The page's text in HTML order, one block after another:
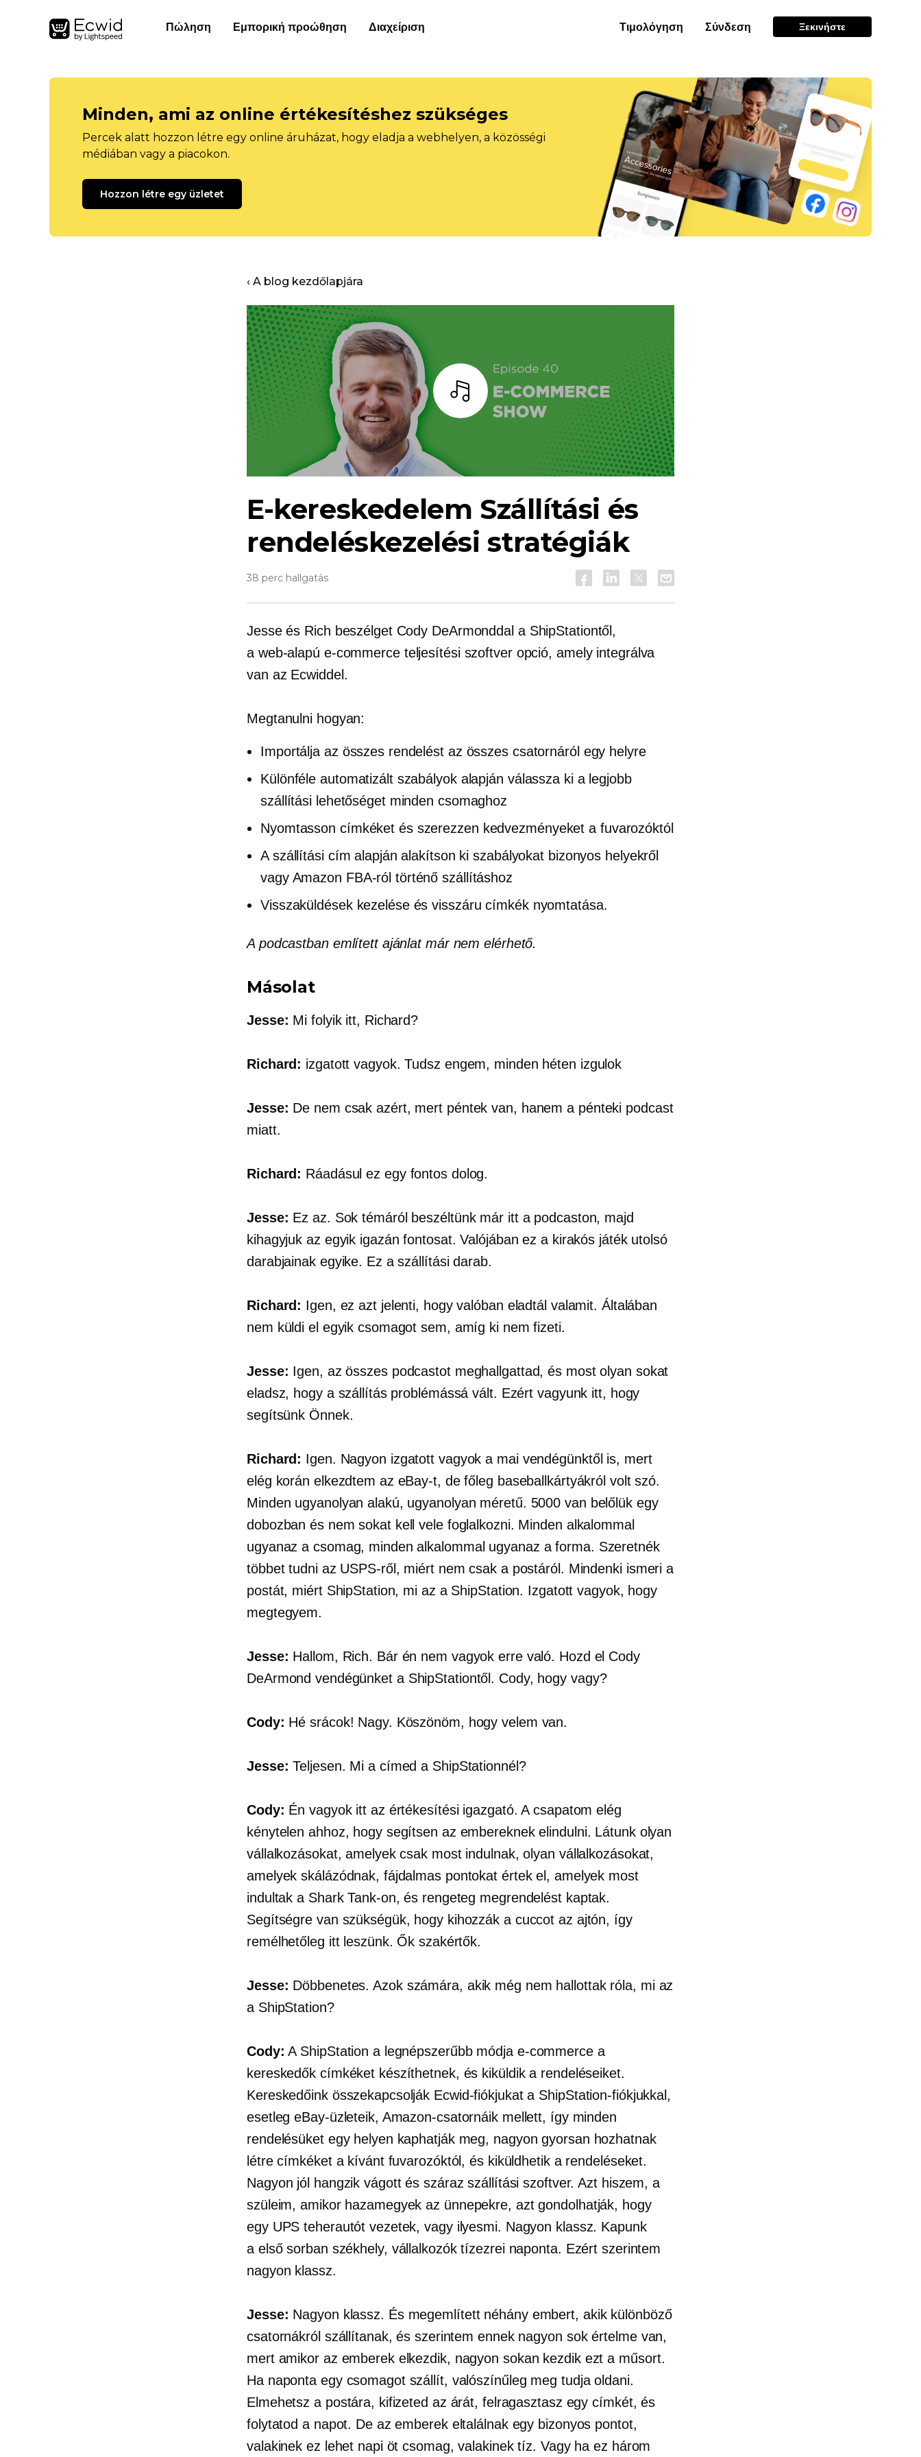
Πώληση Εμπορική προώθηση Διαχείριση Τιμολόγηση Σύνδεση Ξεκινήστε
Minden, ami az online értékesítéshez szükséges
Percek alatt hozzon létre egy online áruházat, hogy eladja a webhelyen, a közösségi
médiában vagy a piacokon.
Hozzon létre egy üzletet
‹ A blog kezdőlapjára
E-kereskedelem Szállítási és
rendeléskezelési stratégiák
38 perc hallgatás
Jesse és Rich beszélget Cody DeArmonddal a ShipStationtől,
a web-alapú e-commerceteljesítési szoftver opció, amely integrálva
van az Ecwiddel.
Megtanulni hogyan:
Importálja az összes rendelést az összes csatornáról egy helyre
Különféle automatizált szabályok alapján válassza ki a legjobb
szállítási lehetőséget minden csomaghoz
Nyomtasson címkéket és szerezzen kedvezményeket a fuvarozóktól
A szállítási cím alapján alakítson ki szabályokat bizonyos helyekről
vagy Amazon FBA-ról történő szállításhoz
Visszaküldések kezelése és visszáru címkék nyomtatása.
A podcastban említett ajánlat már nem elérhető.
Másolat
Jesse: Mi folyik itt, Richard?
Richard: izgatott vagyok. Tudsz engem, minden héten izgulok
Jesse: De nem csak azért, mert péntek van, hanem a pénteki podcast
miatt.
Richard: Ráadásul ez egy fontos dolog.
Jesse: Ez az. Sok témáról beszéltünk már itt a podcaston, majd
kihagyjuk az egyik igazán fontosat. Valójában ez a kirakós játék utolsó
darabjainak egyike. Ez a szállítási darab.
Richard: Igen, ez azt jelenti, hogy valóban eladtál valamit. Általában
nem küldi el egyik csomagot sem, amíg ki nem fizeti.
Jesse: Igen, az összes podcastot meghallgattad, és most olyan sokat
eladsz, hogy a szállítás problémássá vált. Ezért vagyunk itt, hogy
segítsünk Önnek.
Richard: Igen. Nagyon izgatott vagyok a mai vendégünktől is, mert
elég korán elkezdtem az eBay-t, de főleg baseballkártyákról volt szó.
Minden ugyanolyan alakú, ugyanolyan méretű. 5000 van belőlük egy
dobozban és nem sokat kell vele foglalkozni. Minden alkalommal
ugyanaz a csomag, minden alkalommal ugyanaz a forma. Szeretnék
többet tudni az USPS-ről, miért nem csak a postáról. Mindenki ismeri a
postát, miért ShipStation, mi az a ShipStation. Izgatott vagyok, hogy
megtegyem.
Jesse: Hallom, Rich. Bár én nem vagyok erre való. Hozd el Cody
DeArmond vendégünket a ShipStationtől. Cody, hogy vagy?
Cody: Hé srácok! Nagy. Köszönöm, hogy velem van.
Jesse: Teljesen. Mi a címed a ShipStationnél?
Cody: Én vagyok itt az értékesítési igazgató. A csapatom elég
kénytelen ahhoz, hogy segítsen az embereknek elindulni. Látunk olyan
vállalkozásokat, amelyek csak most indulnak, olyan vállalkozásokat,
amelyek skálázódnak, fájdalmas pontokat értek el, amelyek most
indultak a Shark Tank-on, és rengeteg megrendelést kaptak.
Segítségre van szükségük, hogy kihozzák a cuccot az ajtón, így
remélhetőleg itt leszünk. Ők szakértők.
Jesse: Döbbenetes. Azok számára, akik még nem hallottak róla, mi az
a ShipStation?
Cody: A ShipStation a legnépszerűbb módja e-commercea
kereskedők címkéket készíthetnek, és kiküldik a rendeléseiket.
Kereskedőink összekapcsolják Ecwid-fiókjukat a ShipStation-fiókjukkal,
esetleg eBay-üzleteik, Amazon-csatornáik mellett, így minden
rendelésüket egy helyen kaphatják meg, nagyon gyorsan hozhatnak
létre címkéket a kívánt fuvarozóktól, és kiküldhetik a rendeléseket.
Nagyon jól hangzik vágott és száraz szállítási szoftver. Azt hiszem, a
szüleim, amikor hazamegyek az ünnepekre, azt gondolhatják, hogy
egy UPS teherautót vezetek, vagy ilyesmi. Nagyon klassz. Kapunk
a első sorban székhely, vállalkozók tízezrei naponta. Ezért szerintem
nagyon klassz.
Jesse: Nagyon klassz. És megemlített néhány embert, akik különböző
csatornákról szállítanak, és szerintem ennek nagyon sok értelme van,
mert amikor az emberek elkezdik, nagyon sokan kezdik ezt a műsort.
Ha naponta egy csomagot szállít, valószínűleg meg tudja oldani.
Elmehetsz a postára, kifizeted az árát, felragasztasz egy címkét, és
folytatod a napot. De az emberek eltalálnak egy bizonyos pontot,
valakinek ez lehet napi öt csomag, valakinek tíz. Vagy ha ez három